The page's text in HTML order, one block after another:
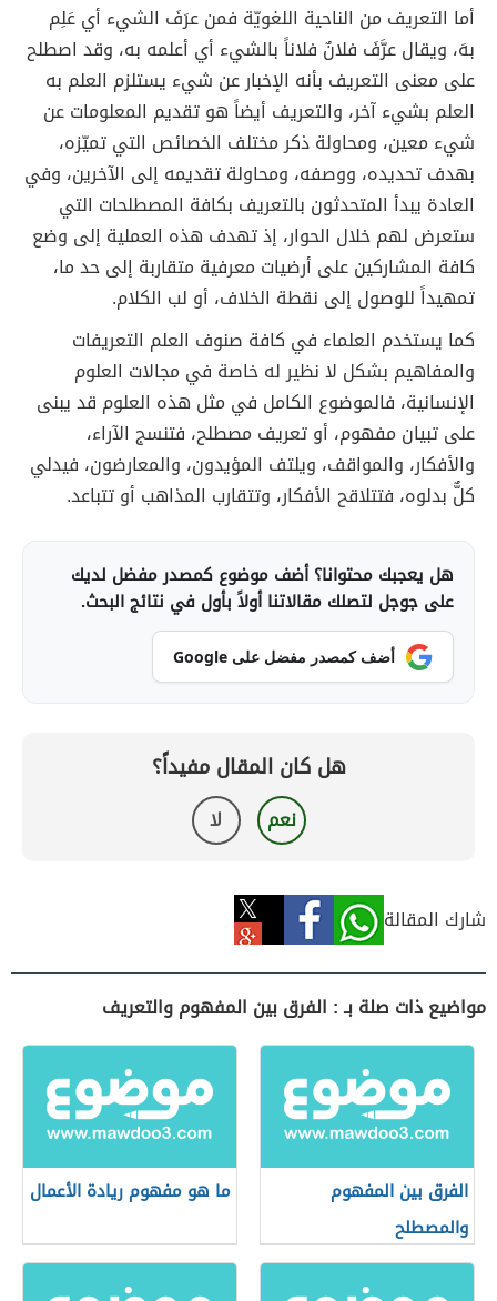
أما التعريف من الناحية اللغويّة فمن عرَفَ الشيء أي عَلِم
بهَ، ويقال عرَّفَ فلانٌ فلاناً بالشيء أي أعلمه به، وقد اصطلح
على معنى التعريف بأنه الإخبار عن شيء يستلزم العلم به
العلم بشيء آخر، والتعريف أيضاً هو تقديم المعلومات عن
شيء معين، ومحاولة ذكر مختلف الخصائص التي تميّزه،
بهدف تحديده، ووصفه، ومحاولة تقديمه إلى الآخرين، وفي
العادة يبدأ المتحدثون بالتعريف بكافة المصطلحات التي
ستعرض لهم خلال الحوار، إذ تهدف هذه العملية إلى وضع
كافة المشاركين على أرضيات معرفية متقاربة إلى حد ما،
تمهيداً للوصول إلى نقطة الخلاف، أو لب الكلام.
كما يستخدم العلماء في كافة صنوف العلم التعريفات
والمفاهيم بشكل لا نظير له خاصة في مجالات العلوم
الإنسانية، فالموضوع الكامل في مثل هذه العلوم قد يبنى
على تبيان مفهوم، أو تعريف مصطلح، فتنسج الآراء،
والأفكار، والمواقف، ويلتف المؤيدون، والمعارضون، فيدلي
كلٌّ بدلوه، فتتلاقح الأفكار، وتتقارب المذاهب أو تتباعد.
هل يعجبك محتوانا؟ أضف موضوع كمصدر مفضل لديك
على جوجل لتصلك مقالاتنا أولاً بأول في نتائج البحث.
أضف كمصدر مفضل على Google
هل كان المقال مفيداً؟
نعم لا
شارك المقالة
مواضيع ذات صلة بـ : الفرق بين المفهوم والتعريف
الفرق بين المفهوم
والمصطلح
ما هو مفهوم ريادة الأعمال